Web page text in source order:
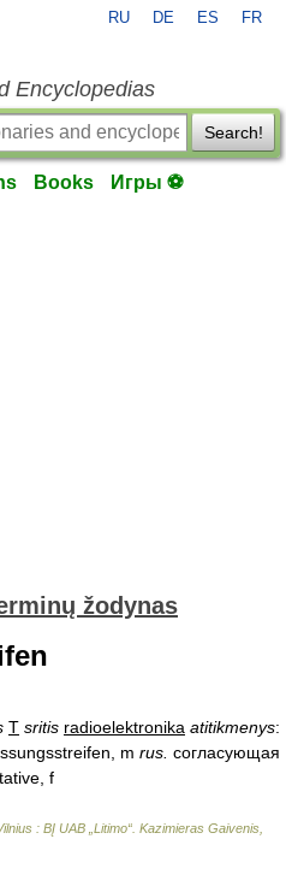
RU DE ES FR
Encyclopedias
Search!
Books Игры ⚽
žodynas
T sritis radioelektronika atitikmenys:
m rus. согласующая
f
: BĮ UAB „Litimo“ Kazimieras Gaivenis,